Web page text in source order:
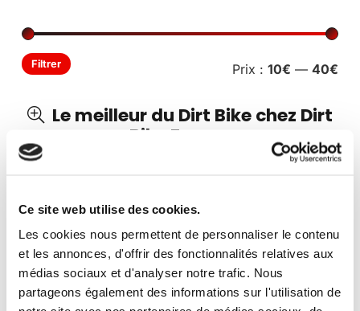
Ce site web utilise des cookies.
Les cookies nous permettent de personnaliser le contenu
et les annonces, d'offrir des fonctionnalités relatives aux
médias sociaux et d'analyser notre trafic. Nous
partageons également des informations sur l'utilisation de
Filtrer Prix : 10€ — 40€
Le meilleur du Dirt Bike chez Dirt
Bike France
Vous avez besoin de pièces détachées ? Dirt Bike
Francevous propose l’un des plus riches catalogue de
pièces détachées en ligne.
Une question concernant un produit ?